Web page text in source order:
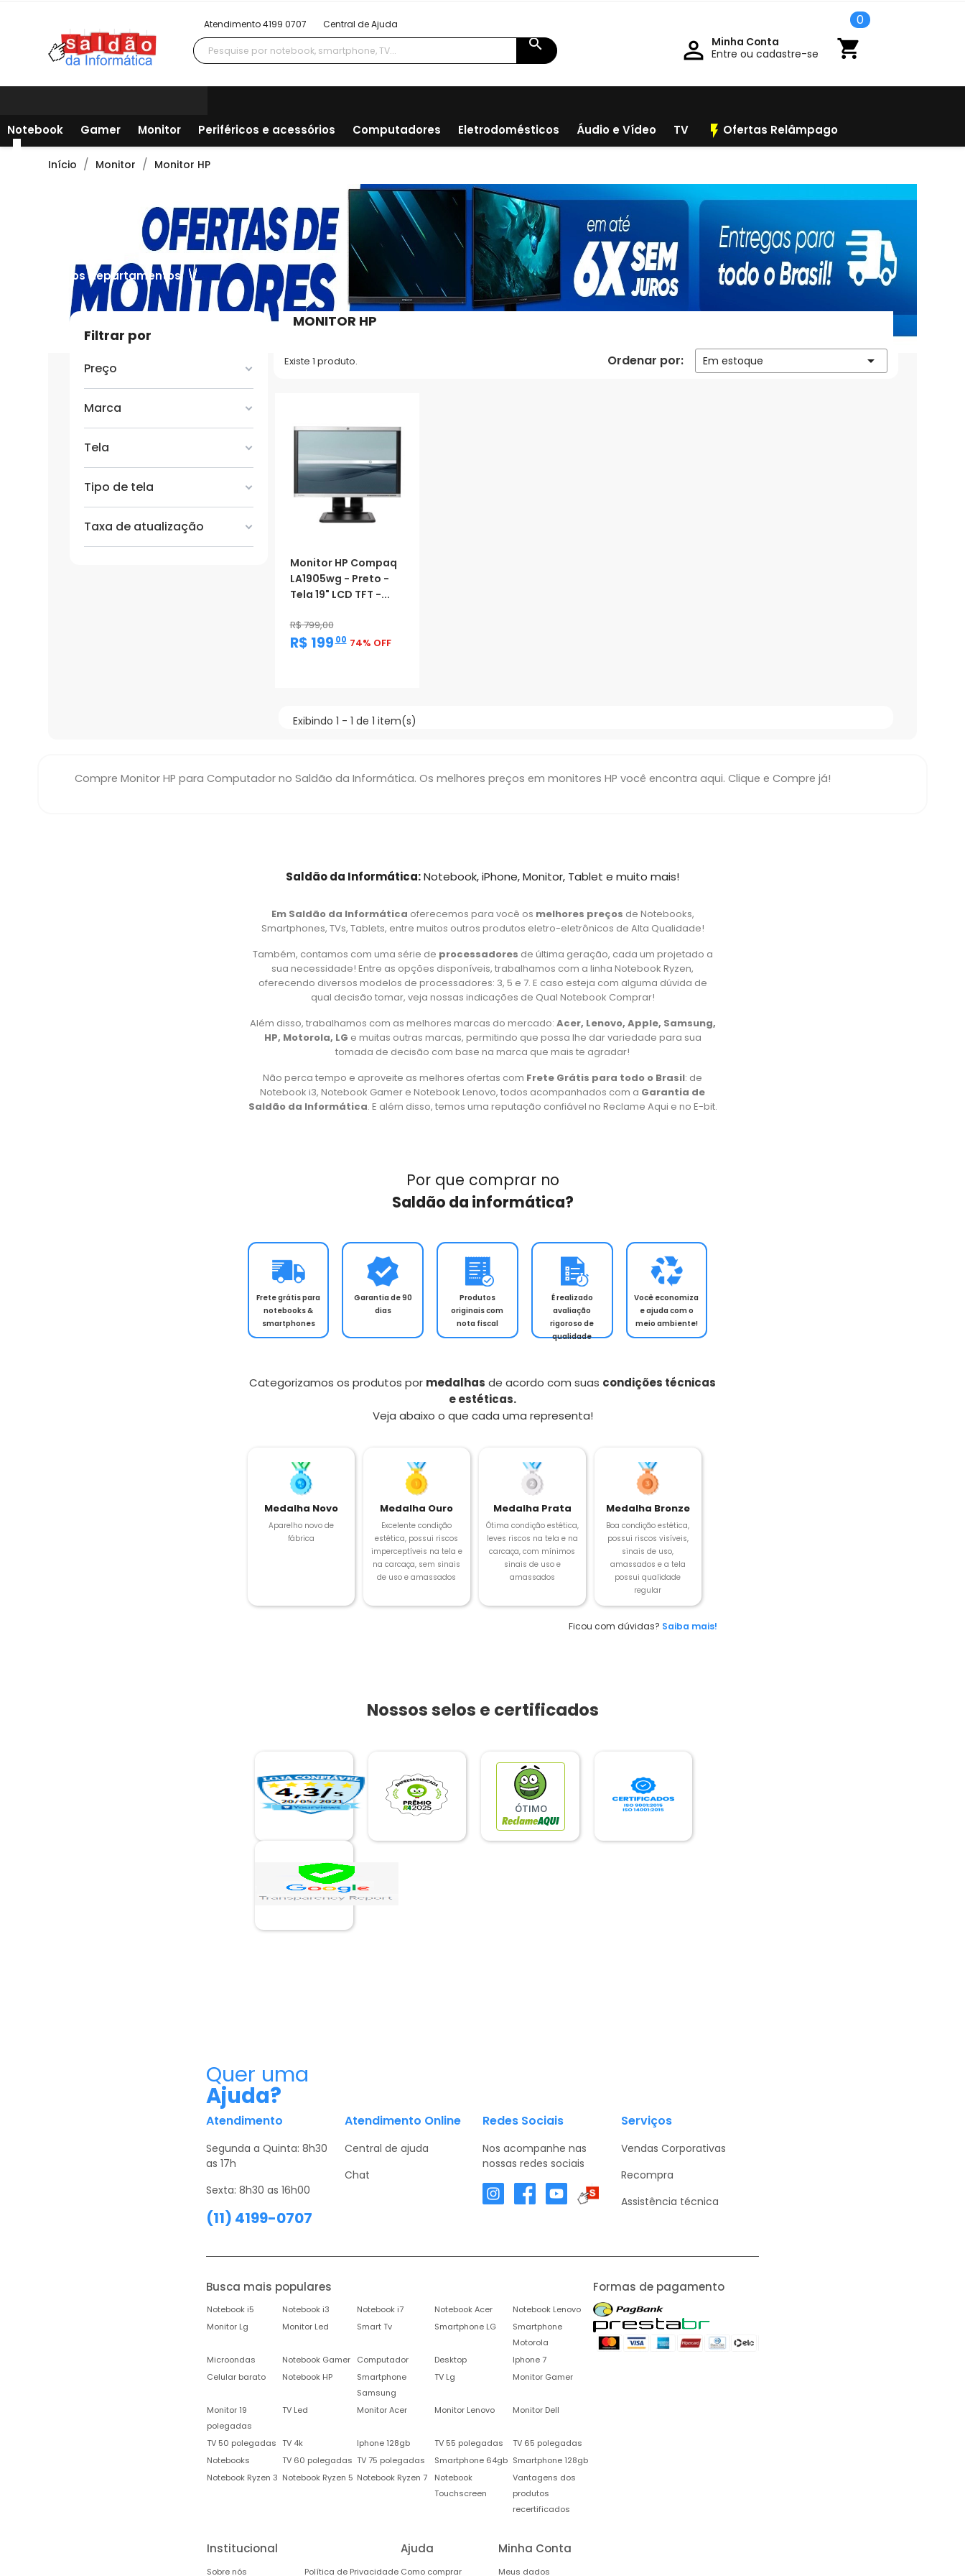
Atendimento 4199 0707 Central de Ajuda
search  Minha Conta
Entre ou cadastre-se
shopping_cart
0
Todos os departamentos
Notebook Gamer Monitor Periféricos e acessórios Computadores Eletrodomésticos Áudio e Vídeo TV flash_on Ofertas Relâmpago
Início Monitor Monitor HP
Filtrar por
Preço
Marca
Tela
Tipo de tela
Taxa de atualização
MONITOR HP
Existe 1 produto. Ordenar por: Em estoque 
Monitor HP Compaq
LA1905wg - Preto -
Tela 19" LCD TFT -...
R$ 799,00
R$ 199 ,00 74% OFF
Exibindo 1 - 1 de 1 item(s)
Compre Monitor HP para Computador no Saldão da Informática. Os melhores preços em monitores HP você encontra aqui. Clique e Compre já!
Saldão da Informática:Notebook, iPhone, Monitor, Tablet e muito mais!
Em Saldão da Informática oferecemos para você os melhores preços de Notebooks,
Smartphones, TVs, Tablets, entre muitos outros produtos eletro-eletrônicos de Alta Qualidade!
Também, contamos com uma série de processadores de última geração, cada um projetado a
sua necessidade! Entre as opções disponíveis, trabalhamos com a linha Notebook Ryzen,
oferecendo diversos modelos de processadores: 3, 5 e 7. E caso esteja com alguma dúvida de
qual decisão tomar, veja nossas indicações de Qual Notebook Comprar!
Além disso, trabalhamos com as melhores marcas do mercado: Acer, Lenovo, Apple, Samsung,
HP, Motorola, LG e muitas outras marcas, permitindo que possa lhe dar variedade para sua
tomada de decisão com base na marca que mais te agradar!
Não perca tempo e aproveite as melhores ofertas com Frete Grátis para todo o Brasil: de
Notebook i3, Notebook Gamer e Notebook Lenovo, todos acompanhados com a Garantia de
Saldão da Informática. E além disso, temos uma reputação confiável no Reclame Aqui e no E-bit.
Por que comprar no
Saldão da informática?
Frete grátis para
notebooks &
smartphones
Garantia de 90
dias
Produtos
originais com
nota fiscal
É realizado
avaliação
rigoroso de
qualidade
Você economiza
e ajuda com o
meio ambiente!
Categorizamos os produtos por medalhas de acordo com suas condições técnicas
e estéticas.
Veja abaixo o que cada uma representa!
Medalha Novo
Aparelho novo de
fábrica
Medalha Ouro
Excelente condição
estética, possui riscos
imperceptíveis na tela e
na carcaça, sem sinais
de uso e amassados
Medalha Prata
Ótima condição estética,
leves riscos na tela e na
carcaça, com mínimos
sinais de uso e
amassados
Medalha Bronze
Boa condição estética,
possui riscos visíveis,
sinais de uso,
amassados e a tela
possui qualidade
regular
Ficou com dúvidas? Saiba mais!
Nossos selos e certificados
ÓTIMO
Quer uma
Ajuda?
Atendimento
Segunda a Quinta: 8h30
as 17h
Sexta: 8h30 as 16h00
(11) 4199-0707
Atendimento Online
Central de ajuda
Chat
Redes Sociais
Nos acompanhe nas
nossas redes sociais
Serviços
Vendas Corporativas
Recompra
Assistência técnica
Busca mais populares
Notebook i5 Notebook i3 Notebook i7 Notebook Acer
Notebook Lenovo
Monitor Lg
Monitor Led Smart Tv Smartphone LG
Smartphone
Motorola
Microondas
Notebook Gamer Computador Desktop
Iphone 7
Celular barato
Notebook HP
Smartphone
Samsung
TV Lg Monitor Gamer
Monitor 19
polegadas
TV Led Monitor Acer Monitor Lenovo Monitor Dell
TV 50 polegadas TV 4k Iphone 128gb TV 55 polegadas
TV 65 polegadas
Notebooks
TV 60 polegadas TV 75 polegadas Smartphone 64gb Smartphone 128gb
Notebook Ryzen 3 Notebook Ryzen 5 Notebook Ryzen 7
Notebook
Touchscreen
Vantagens dos
produtos
recertificados
Institucional Ajuda Minha Conta
Sobre nós Política de Privacidade Como comprar Meus dados
Formas de pagamento